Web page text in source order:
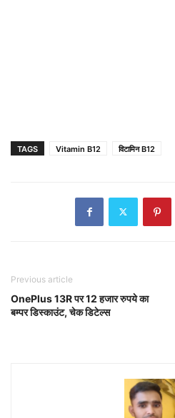
TAGS Vitamin B12 विटामिन B12
Previous article
OnePlus 13R पर 12 हजार रुपये का
बम्पर डिस्काउंट, चेक डिटेल्स